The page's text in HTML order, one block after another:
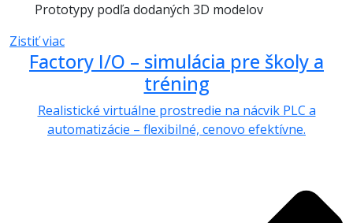
Prototypy podľa dodaných 3D modelov
Zistiť viac
Factory I/O – simulácia pre školy a
tréning
Realistické virtuálne prostredie na nácvik PLC a
automatizácie – flexibilné, cenovo efektívne.